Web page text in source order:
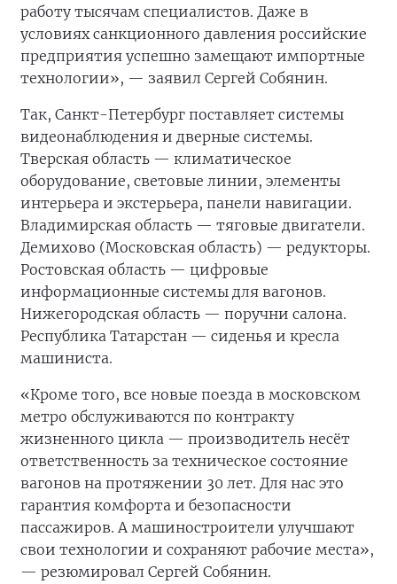
работу тысячам специалистов. Даже в
условиях санкционного давления российские
предприятия успешно замещают импортные
технологии», — заявил Сергей Собянин.
Так, Санкт-Петербург поставляет системы
видеонаблюдения и дверные системы.
Тверская область — климатическое
оборудование, световые линии, элементы
интерьера и экстерьера, панели навигации.
Владимирская область — тяговые двигатели.
Демихово (Московская область) — редукторы.
Ростовская область — цифровые
информационные системы для вагонов.
Нижегородская область — поручни салона.
Республика Татарстан — сиденья и кресла
машиниста.
«Кроме того, все новые поезда в московском
метро обслуживаются по контракту
жизненного цикла — производитель несёт
ответственность за техническое состояние
вагонов на протяжении 30 лет. Для нас это
гарантия комфорта и безопасности
пассажиров. А машиностроители улучшают
свои технологии и сохраняют рабочие места»,
— резюмировал Сергей Собянин.